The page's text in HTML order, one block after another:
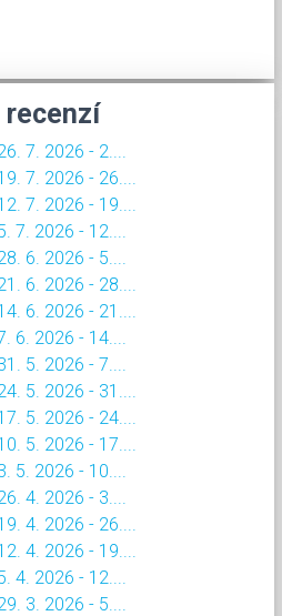
recenzí
7. 2026 - 2....
7. 2026 - 26....
7. 2026 - 19....
7. 2026 - 12....
6. 2026 - 5....
6. 2026 - 28....
6. 2026 - 21....
6. 2026 - 14....
5. 2026 - 7....
5. 2026 - 31....
5. 2026 - 24....
5. 2026 - 17....
5. 2026 - 10....
4. 2026 - 3....
4. 2026 - 26....
4. 2026 - 19....
4. 2026 - 12....
3. 2026 - 5....